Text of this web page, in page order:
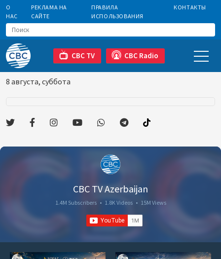
О
НАС
РЕКЛАМА НА
САЙТЕ
ПРАВИЛА
ИСПОЛЬЗОВАНИЯ
КОНТАКТЫ
CBC TV CBC Radio
8 августа, суббота
CBC TV Azerbaijan
1.4M Subscribers • 1.8K Videos • 15M Views